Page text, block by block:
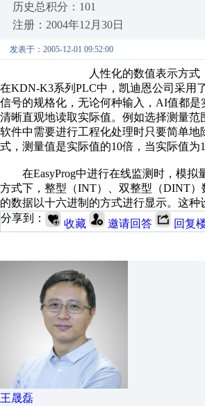
历史总积分：101
注册：2004年12月30日
发表于：2005-12-01 09:52:00
人性化的数值表示方式
在KDN-K3系列PLC中，凯迪恩公司采用
信号的规格化，无论何种输入，AI值都
清晰直观地读取实际值。例如选择测量范
软件中需要进行工程化处理时只要简单
式，测量值是实际值的10倍，当实际值
在EasyProg中进行在线监测时，模拟
方式下，整型（INT）、双整型（DINT
的数据以十六进制的方式进行显示。这
分享到：
收藏 邀请回答 回复
王晟磊